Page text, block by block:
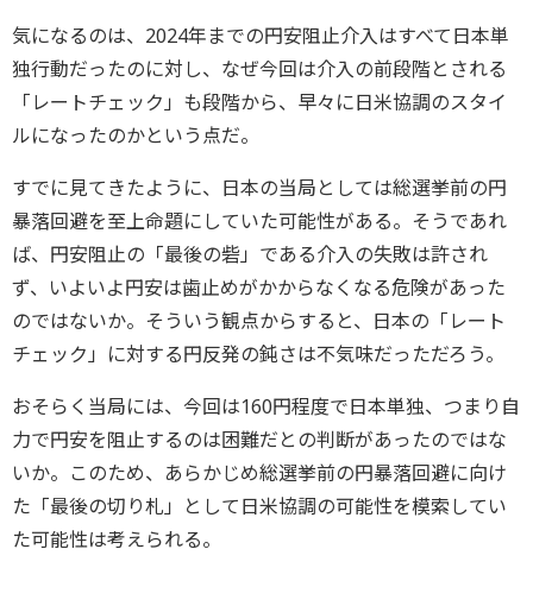
気になるのは、2024年までの円安阻止介入はすべて日本単
独行動だったのに対し、なぜ今回は介入の前段階とされる
「レートチェック」も段階から、早々に日米協調のスタイ
ルになったのかという点だ。
すでに見てきたように、日本の当局としては総選挙前の円
暴落回避を至上命題にしていた可能性がある。そうであれ
ば、円安阻止の「最後の砦」である介入の失敗は許され
ず、いよいよ円安は歯止めがかからなくなる危険があった
のではないか。そういう観点からすると、日本の「レート
チェック」に対する円反発の鈍さは不気味だっただろう。
おそらく当局には、今回は160円程度で日本単独、つまり自
力で円安を阻止するのは困難だとの判断があったのではな
いか。このため、あらかじめ総選挙前の円暴落回避に向け
た「最後の切り札」として日米協調の可能性を模索してい
た可能性は考えられる。